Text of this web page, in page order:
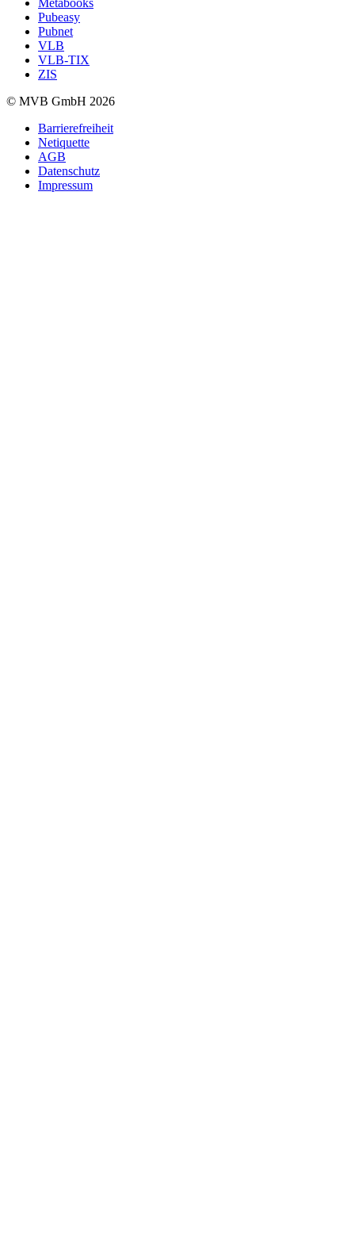
Pubeasy
Pubnet
VLB
VLB-TIX
ZIS
© MVB GmbH 2026
Barrierefreiheit
Netiquette
AGB
Datenschutz
Impressum